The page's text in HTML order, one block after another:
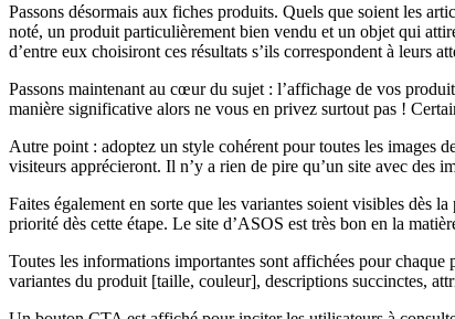
Passons désormais aux fiches produits. Quels que soient les
noté, un produit particulièrement bien vendu et un objet qui
d’entre eux choisiront ces résultats s’ils correspondent à leurs
Passons maintenant au cœur du sujet : l’affichage de vos
manière significative alors ne vous en privez surtout pas !
Autre point : adoptez un style cohérent pour toutes les images
visiteurs apprécieront. Il n’y a rien de pire qu’un site avec des
Faites également en sorte que les variantes soient visibles dès
priorité dès cette étape. Le site d’ASOS est très bon en la
Toutes les informations importantes sont affichées pour
variantes du produit [taille, couleur], descriptions succinctes,